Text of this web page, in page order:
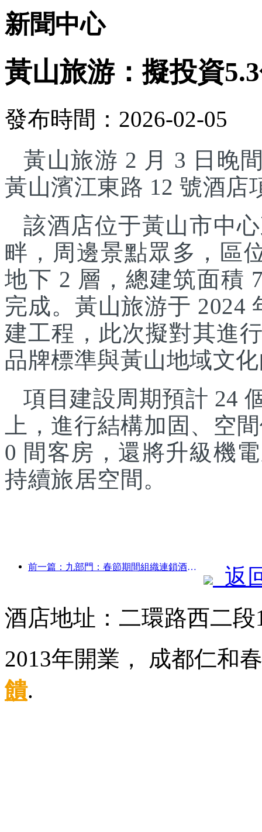
新聞中心
黃山旅游：擬投資
發布時間：2026-02-05
黃山旅游 2 月 3 日晚
黃山濱江東路 12 號酒店
該酒店位于黃山市中
畔，周邊景點眾多，區
地下 2 層，總建筑面積
完成。黃山旅游于 2024
建工程，此次擬對其進
品牌標準與黃山地域文
項目建設周期預計 24
上，進行結構加固、空
0 間客房，還將升級機
持續旅居空間。
前一篇：九部門：春節期間組織連鎖酒店、精品民宿等推出優惠措施
返
酒店地址：二環路西二
2013年開業， 成都仁
饋.